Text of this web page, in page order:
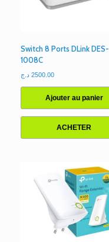
Switch 8 Ports DLink DES-
1008C
2500.00 د.ج
Ajouter au panier
ACHETER